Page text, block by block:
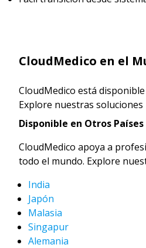
CloudMedico en el
CloudMedico está
Explore nuestras
Disponible en Otros Países
CloudMedico apoya a
todo el mundo. Explore
India
Japón
Malasia
Singapur
Alemania